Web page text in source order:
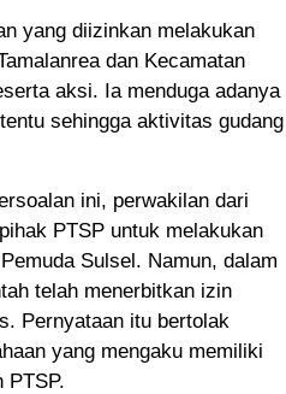
yang diizinkan melakukan
dan Kecamatan
aksi. Ia menduga adanya
sehingga aktivitas gudang
ini, perwakilan dari
PTSP untuk melakukan
Sulsel. Namun, dalam
telah menerbitkan izin
Pernyataan itu bertolak
yang mengaku memiliki
PTSP.